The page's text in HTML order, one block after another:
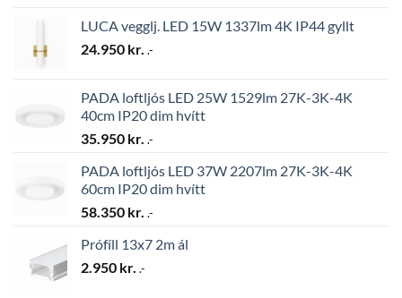
LUCA vegglj. LED 15W 1337lm 4K IP44 gyllt
24.950 kr. .-
PADA loftljós LED 25W 1529lm 27K-3K-4K
40cm IP20 dim hvítt
35.950 kr. .-
PADA loftljós LED 37W 2207lm 27K-3K-4K
60cm IP20 dim hvítt
58.350 kr. .-
Prófíll 13x7 2m ál
2.950 kr. .-